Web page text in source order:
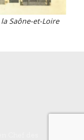
Saône-et-Loire